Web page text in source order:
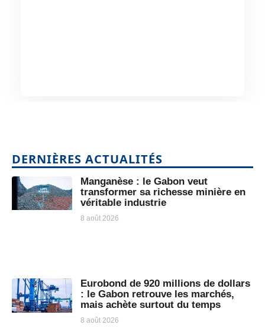
DERNIÈRES ACTUALITÉS
Manganèse : le Gabon veut
transformer sa richesse minière en
véritable industrie
8 août 2026
Eurobond de 920 millions de dollars
: le Gabon retrouve les marchés,
mais achète surtout du temps
8 août 2026